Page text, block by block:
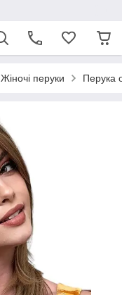
Жіночі перуки Перука